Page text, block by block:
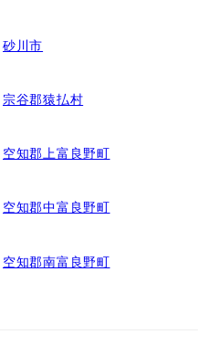
砂川市
宗谷郡猿払村
空知郡上富良野町
空知郡中富良野町
空知郡南富良野町